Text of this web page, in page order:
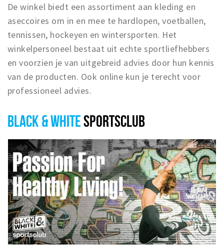
De winkel biedt een assortiment aan kleding en
aseccoires om in en mee te hardlopen, voetballen,
tennissen, hockeyen en wintersporten. Het
winkelpersoneel bestaat uit echte sportliefhebbers
en voorzien je van uitgebreid advies door hun kennis
van de producten. Ook online kun je terecht voor
professioneel advies.
BLACK & WHITESPORTSCLUB